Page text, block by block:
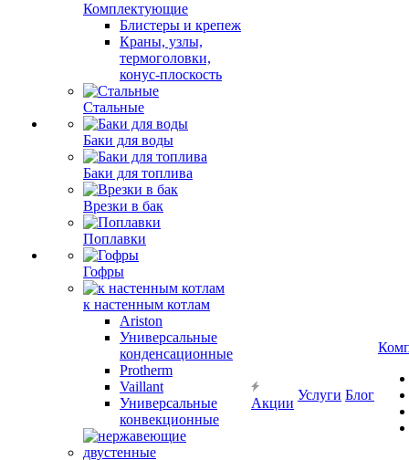
Комплектующие
Блистеры и крепеж
Краны, узлы,
термоголовки,
конус-плоскость
Стальные
Баки для воды
Баки для топлива
Врезки в бак
Поплавки
Гофры
к настенным котлам
Ariston
Универсальные
конденсационные
Protherm
Vaillant
Универсальные
конвекционные
Акции
Услуги Блог